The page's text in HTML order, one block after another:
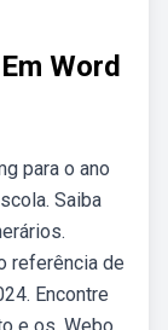
Word
para o ano
Saiba
referência de
Encontre